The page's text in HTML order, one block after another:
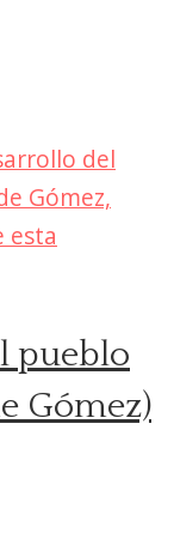
pueblo
Gómez)